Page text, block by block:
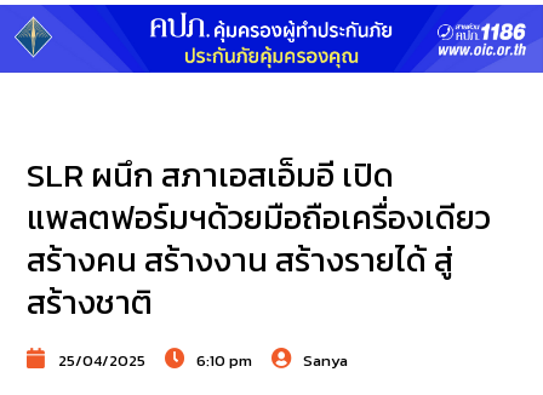
SLR ผนึก สภาเอสเอ็มอี เปิด
แพลตฟอร์มฯด้วยมือถือเครื่องเดียว
สร้างคน สร้างงาน สร้างรายได้ สู่
สร้างชาติ
25/04/2025 6:10 pm Sanya